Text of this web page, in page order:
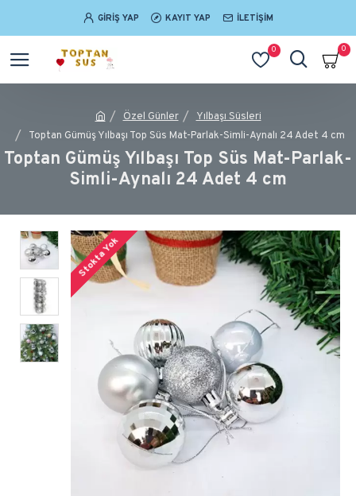
GIRIŞ YAP KAYIT YAP İLETIŞIM
0 0
Özel Günler
Yılbaşı Süsleri
Toptan Gümüş Yılbaşı Top Süs Mat-Parlak-Simli-Aynalı 24 Adet 4 cm
Toptan Gümüş Yılbaşı Top Süs Mat-Parlak-
Simli-Aynalı 24 Adet 4 cm
Stokta Yok